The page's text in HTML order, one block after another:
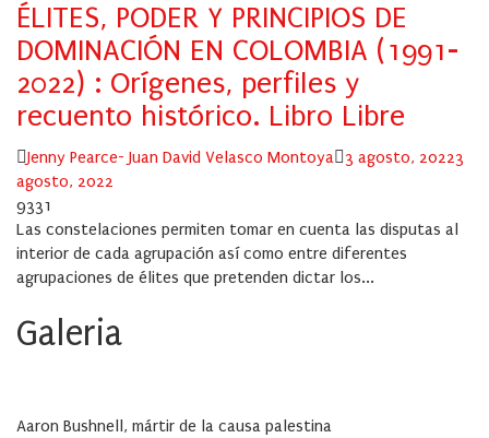
ÉLITES, PODER Y PRINCIPIOS DE
DOMINACIÓN EN COLOMBIA (1991-
2022) : Orígenes, perfiles y
recuento histórico. Libro Libre
Author
Jenny Pearce- Juan David Velasco Montoya
Posted
3 agosto, 20223
agosto, 2022
9331
Las constelaciones permiten tomar en cuenta las disputas al
interior de cada agrupación así como entre diferentes
agrupaciones de élites que pretenden dictar los...
Galeria
Aaron Bushnell, mártir de la causa palestina